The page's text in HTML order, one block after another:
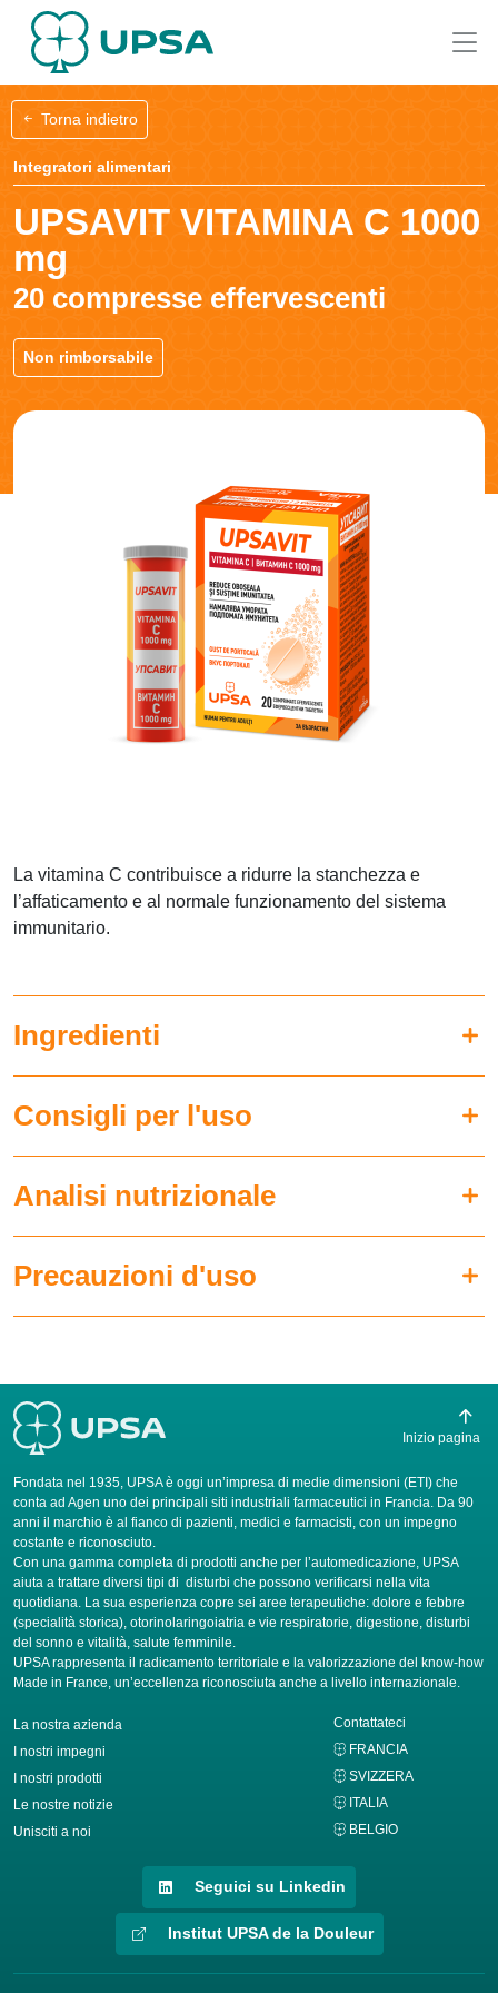
Torna indietro
Integratori alimentari
UPSAVIT VITAMINA C 1000
mg
20 compresse effervescenti
Non rimborsabile
La vitamina C contribuisce a ridurre la stanchezza e
l’affaticamento e al normale funzionamento del sistema
immunitario.
Ingredienti
Consigli per l'uso
Analisi nutrizionale
Precauzioni d'uso
Fondata nel 1935, UPSA è oggi un’impresa di medie dimensioni (ETI) che
conta ad Agen uno dei principali siti industriali farmaceutici in Francia. Da 90
anni il marchio è al fianco di pazienti, medici e farmacisti, con un impegno
costante e riconosciuto.
Con una gamma completa di prodotti anche per l’automedicazione, UPSA
aiuta a trattare diversi tipi di disturbi che possono verificarsi nella vita
quotidiana. La sua esperienza copre sei aree terapeutiche: dolore e febbre
(specialità storica), otorinolaringoiatria e vie respiratorie, digestione, disturbi
del sonno e vitalità, salute femminile.
UPSA rappresenta il radicamento territoriale e la valorizzazione del know-how
Made in France, un’eccellenza riconosciuta anche a livello internazionale.
La nostra azienda
I nostri impegni
I nostri prodotti
Le nostre notizie
Unisciti a noi
Contattateci
FRANCIA
SVIZZERA
ITALIA
BELGIO
Inizio pagina
Seguici su Linkedin
Institut UPSA de la Douleur